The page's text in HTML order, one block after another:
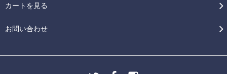
カートを見る
お問い合わせ